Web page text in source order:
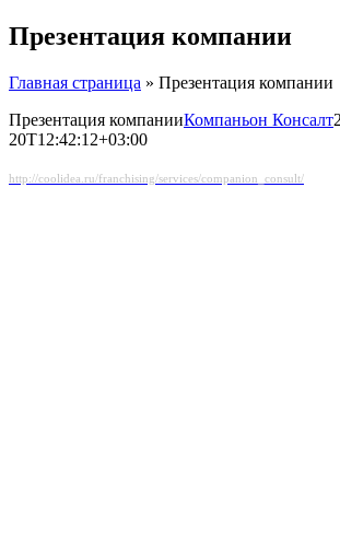
Презентация компании
Главная страница » Презентация компании
Презентация компанииКомпаньон Консалт
20T12:42:12+03:00
http://coolidea.ru/franchising/services/companion_consult/